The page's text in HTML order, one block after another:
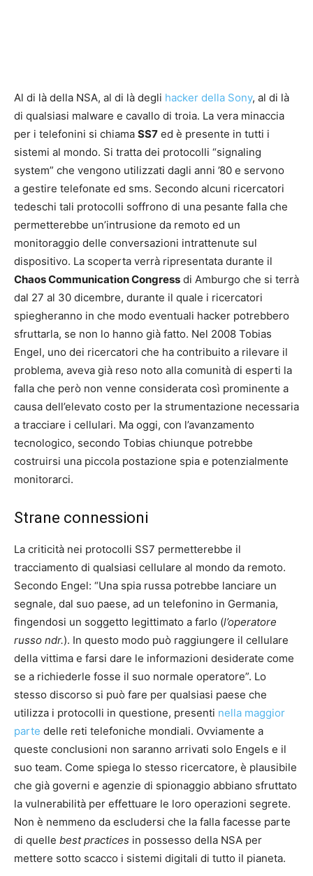
Al di là della NSA, al di là degli hacker della Sony, al di là
di qualsiasi malware e cavallo di troia. La vera minaccia
per i telefonini si chiama SS7 ed è presente in tutti i
sistemi al mondo. Si tratta dei protocolli “signaling
system” che vengono utilizzati dagli anni ’80 e servono
a gestire telefonate ed sms. Secondo alcuni ricercatori
tedeschi tali protocolli soffrono di una pesante falla che
permetterebbe un’intrusione da remoto ed un
monitoraggio delle conversazioni intrattenute sul
dispositivo. La scoperta verrà ripresentata durante il
Chaos Communication Congress di Amburgo che si terrà
dal 27 al 30 dicembre, durante il quale i ricercatori
spiegheranno in che modo eventuali hacker potrebbero
sfruttarla, se non lo hanno già fatto. Nel 2008 Tobias
Engel, uno dei ricercatori che ha contribuito a rilevare il
problema, aveva già reso noto alla comunità di esperti la
falla che però non venne considerata così prominente a
causa dell’elevato costo per la strumentazione necessaria
a tracciare i cellulari. Ma oggi, con l’avanzamento
tecnologico, secondo Tobias chiunque potrebbe
costruirsi una piccola postazione spia e potenzialmente
monitorarci.
Strane connessioni
La criticità nei protocolli SS7 permetterebbe il
tracciamento di qualsiasi cellulare al mondo da remoto.
Secondo Engel: “Una spia russa potrebbe lanciare un
segnale, dal suo paese, ad un telefonino in Germania,
fingendosi un soggetto legittimato a farlo (l’operatore
russo ndr.). In questo modo può raggiungere il cellulare
della vittima e farsi dare le informazioni desiderate come
se a richiederle fosse il suo normale operatore”. Lo
stesso discorso si può fare per qualsiasi paese che
utilizza i protocolli in questione, presenti nella maggior
parte delle reti telefoniche mondiali. Ovviamente a
queste conclusioni non saranno arrivati solo Engels e il
suo team. Come spiega lo stesso ricercatore, è plausibile
che già governi e agenzie di spionaggio abbiano sfruttato
la vulnerabilità per effettuare le loro operazioni segrete.
Non è nemmeno da escludersi che la falla facesse parte
di quelle best practices in possesso della NSA per
mettere sotto scacco i sistemi digitali di tutto il pianeta.